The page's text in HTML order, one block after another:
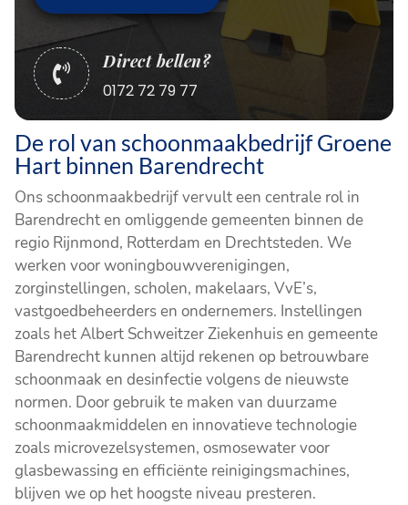

Direct bellen?
0172 72 79 77
De rol van schoonmaakbedrijf Groene
Hart binnen Barendrecht
Ons schoonmaakbedrijf vervult een centrale rol in
Barendrecht en omliggende gemeenten binnen de
regio Rijnmond, Rotterdam en Drechtsteden. We
werken voor woningbouwverenigingen,
zorginstellingen, scholen, makelaars, VvE’s,
vastgoedbeheerders en ondernemers. Instellingen
zoals het Albert Schweitzer Ziekenhuis en gemeente
Barendrecht kunnen altijd rekenen op betrouwbare
schoonmaak en desinfectie volgens de nieuwste
normen. Door gebruik te maken van duurzame
schoonmaakmiddelen en innovatieve technologie
zoals microvezelsystemen, osmosewater voor
glasbewassing en efficiënte reinigingsmachines,
blijven we op het hoogste niveau presteren.